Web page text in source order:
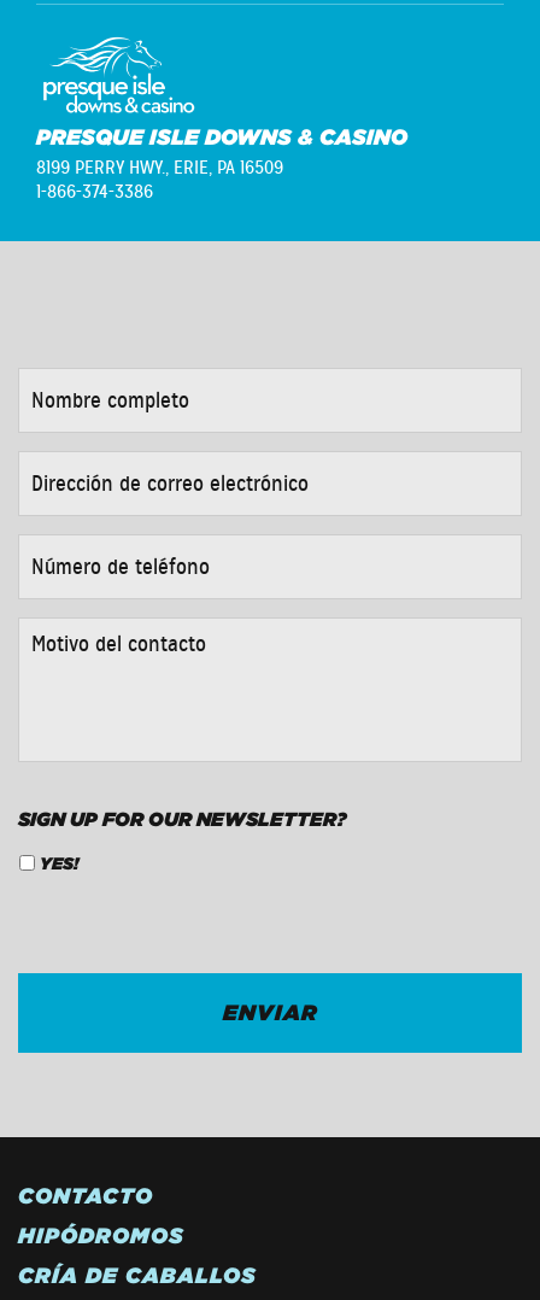
PRESQUE ISLE DOWNS & CASINO
8199 PERRY HWY., ERIE, PA 16509
1-866-374-3386
COMPLETO *
DE
CORREO
ELECTRÓNICO *
DE
TELÉFONO *
DEL
SIGN UP FOR OUR NEWSLETTER?
YES!
CONTACTO
HIPÓDROMOS
CRÍA DE CABALLOS